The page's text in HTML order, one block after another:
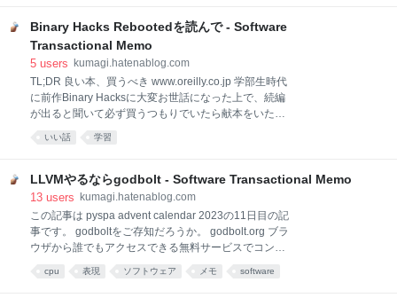
れている内容は元記事の主張と一致している保証は全
くない事を念頭においてほしい。 apenwarr.ca To
paraphrase the book, the job of an executive is: to
organization, and to ratify good decisions. この本を言
い換えると、幹部の仕事とは文化と価値を定義して強
制し、良い決定を承認する事です。 元記事で言
Binary Hacks Rebootedを読んで - Software
Transactional Memo
5 users
kumagi.hatenablog.com
TL;DR 良い本、買うべき www.oreilly.co.jp 学部生時代
に前作Binary Hacksに大変お世話になった上で、続編
が出ると聞いて必ず買うつもりでいたら献本をいただ
いたので謹んでオススメしたい。 この本は低レイヤー
寄りかつ実装寄りのTipsが89件載っている本で（と言
はすこし少ないが）個々のTipsはちょっとした技術ブ
ログぐらいの文量なのでさっと読めるし個々のTipsに
依存関係は殆どないので興味のないところは飛ばし読
みしても差し支えない構造をしている。 実行ファイル
フォーマットとかコンテナとかトレーシングとかファ
て手に入る機会は意外と少なくて、LLMに訊けば大抵
いい話 学習
LLVMやるならgodbolt - Software Transactional Memo
13 users
kumagi.hatenablog.com
この記事は pyspa advent calendar 2023の11日目の記
事です。 godboltをご存知だろうか。 godbolt.org ブラ
ウザから誰でもアクセスできる無料サービスでコンパ
イラの挙動について学ぶ事ができる。 例えば簡単に
「渡された数Nに対し1+2+....+Nを返す関数sum」を例
cpu 表現 ソフトウェア メモ software